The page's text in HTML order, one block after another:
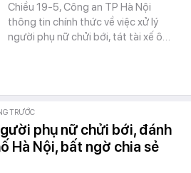
Chiều 19-5, Công an TP Hà Nội
thông tin chính thức về việc xử lý
người phụ nữ chửi bới, tát tài xế ô…
TRƯỚC
phụ nữ chửi bới, đánh
Hà Nội, bất ngờ chia sẻ